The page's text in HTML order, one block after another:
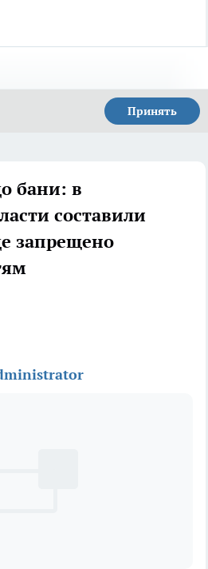
Принять
бани: в
составили
запрещено